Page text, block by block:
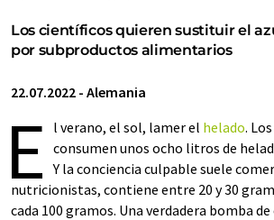
Los científicos quieren sustituir el
por subproductos alimentarios
22.07.2022 - Alemania
E l verano, el sol, lamer el helado.
consumen unos ocho litros de
Y la conciencia culpable suele
nutricionistas, contiene entre 20 y 30
cada 100 gramos. Una verdadera bomba